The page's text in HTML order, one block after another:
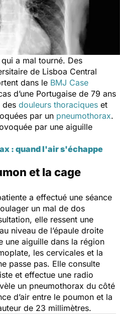
a mal tourné. Des
de Lisboa Central
dans le BMJ Case
d’une Portugaise de 79 ans
des douleurs thoraciques et
par un pneumothorax.
par une aiguille
: quand l'air s'échappe
et la cage
a effectué une séance
un mal de dos
elle ressent une
niveau de l’épaule droite
une aiguille dans la région
les cervicales et la
passe pas. Elle consulte
et effectue une radio
un pneumothorax du côté
d’air entre le poumon et la
de 23 millimètres.